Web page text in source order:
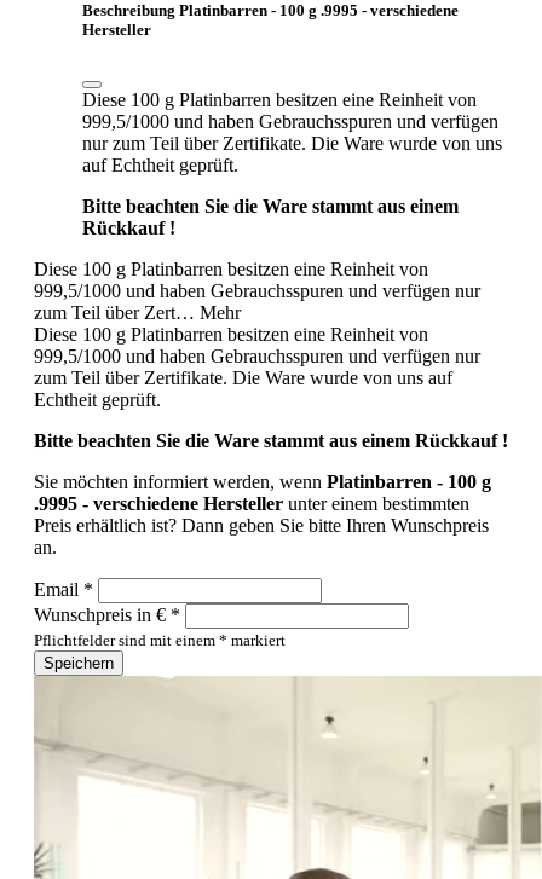
Beschreibung Platinbarren - 100 g .9995 - verschiedene
Hersteller
Diese 100 g Platinbarren besitzen eine Reinheit von
999,5/1000 und haben Gebrauchsspuren und verfügen
nur zum Teil über Zertifikate. Die Ware wurde von uns
auf Echtheit geprüft.
Bitte beachten Sie die Ware stammt aus einem
Rückkauf !
Diese 100 g Platinbarren besitzen eine Reinheit von
999,5/1000 und haben Gebrauchsspuren und verfügen nur
zum Teil über Zert… Mehr
Diese 100 g Platinbarren besitzen eine Reinheit von
999,5/1000 und haben Gebrauchsspuren und verfügen nur
zum Teil über Zertifikate. Die Ware wurde von uns auf
Echtheit geprüft.
Bitte beachten Sie die Ware stammt aus einem Rückkauf !
Sie möchten informiert werden, wenn Platinbarren - 100 g
.9995 - verschiedene Hersteller unter einem bestimmten
Preis erhältlich ist? Dann geben Sie bitte Ihren Wunschpreis
an.
Email *
Wunschpreis in € *
Pflichtfelder sind mit einem * markiert
Speichern